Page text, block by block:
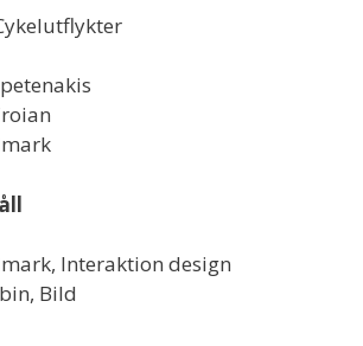
Interaktion design
Bild